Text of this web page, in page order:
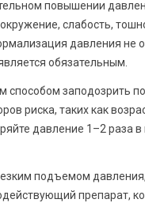
повышении
слабость,
давления не
обязательным.
заподозрить
риска, таких как
давление 1–2 раза
подъемом
препарат,